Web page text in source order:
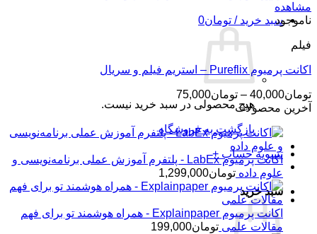
سبد خرید / تومان0
هیچ محصولی در سبد خرید نیست.
بازگشت به فروشگاه
تسویه حساب +
سبد خرید
مشاهده
ناموجود
فیلم
اکانت پرمیوم Pureflix – استریم فیلم و سریال
تومان40,000
– تومان75,000محدوده
قیمت:
تا
آخرین محصولات
اکانت پرمیوم LabEx - پلتفرم آموزش عملی برنامه‌نویسی و
علوم داده تومان1,299,000
اکانت پرمیوم Explainpaper - همراه هوشمند تو برای فهم
مقالات علمی تومان199,000